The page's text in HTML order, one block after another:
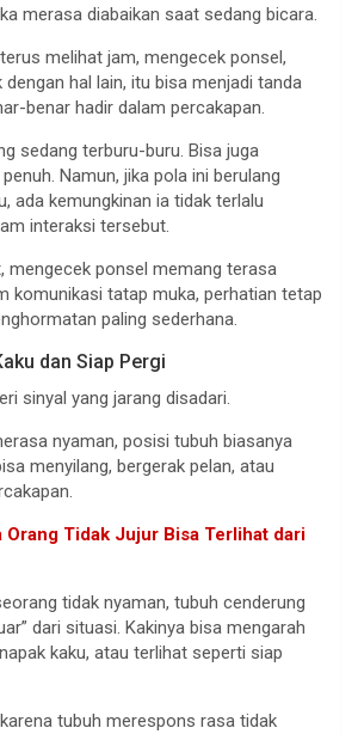
merasa diabaikan saat sedang bicara.
melihat jam, mengecek ponsel,
hal lain, itu bisa menjadi tanda
benar hadir dalam percakapan.
sedang terburu-buru. Bisa juga
Namun, jika pola ini berulang
ada kemungkinan ia tidak terlalu
interaksi tersebut.
mengecek ponsel memang terasa
komunikasi tatap muka, perhatian tetap
paling sederhana.
dan Siap Pergi
sinyal yang jarang disadari.
nyaman, posisi tubuh biasanya
menyilang, bergerak pelan, atau
Orang Tidak Jujur Bisa Terlihat dari
tidak nyaman, tubuh cenderung
dari situasi. Kakinya bisa mengarah
kaku, atau terlihat seperti siap
tubuh merespons rasa tidak